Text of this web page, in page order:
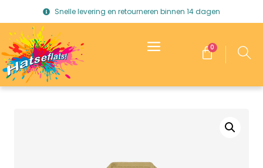
Snelle levering en retourneren binnen 14 dagen
0